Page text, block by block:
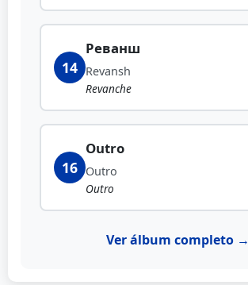
14
Реванш
Revansh
Revanche
16
Outro
Outro
Outro
Ver álbum completo →